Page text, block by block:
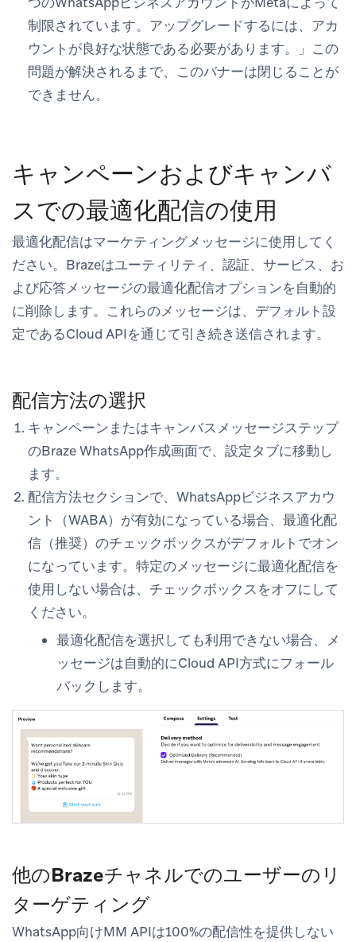
制限されています。アップグレードするには、アカ
ウントが良好な状態である必要があります。」この
問題が解決されるまで、このバナーは閉じることが
できません。
キャンペーンおよびキャンバ
スでの最適化配信の使用
最適化配信はマーケティングメッセージに使用してく
ださい。Brazeはユーティリティ、認証、サービス、お
よび応答メッセージの最適化配信オプションを自動的
に削除します。これらのメッセージは、デフォルト設
定であるCloud APIを通じて引き続き送信されます。
配信方法の選択
キャンペーンまたはキャンバスメッセージステップ
のBraze WhatsApp作成画面で、 設定タブに移動し
ます。
配信方法セクションで、WhatsAppビジネスアカウ
ント（WABA）が有効になっている場合、 最適化配
信（推奨） のチェックボックスがデフォルトでオン
になっています。特定のメッセージに最適化配信を
使用しない場合は、チェックボックスをオフにして
ください。
最適化配信を選択しても利用できない場合、メ
ッセージは自動的にCloud API方式にフォール
バックします。
他のBrazeチャネルでのユーザーのリ
ターゲティング
WhatsApp向けMM APIは100%の配信性を提供しない